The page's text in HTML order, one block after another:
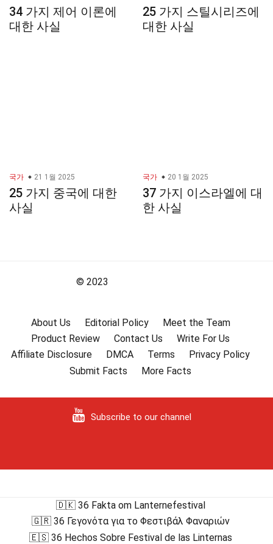
34 가지 제어 이론에
대한 사실
25 가지 스틸시리즈에
대한 사실
국가 21 1월 2025
25 가지 중국에 대한
사실
국가 20 1월 2025
37 가지 이스라엘에 대
한 사실
© 2023
About Us Editorial Policy
Meet the Team
Product Review
Contact Us
Write For Us
Affiliate Disclosure
DMCA Terms
Privacy Policy
Submit Facts
More Facts
Subscribe to our channel
🇩🇰 36 Fakta om Lanternefestival
🇬🇷 36 Γεγονότα για το Φεστιβάλ Φαναριών
🇪🇸 36 Hechos Sobre Festival de las Linternas